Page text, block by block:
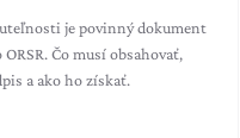
je povinný dokument
Čo musí obsahovať,
a ako ho získať.